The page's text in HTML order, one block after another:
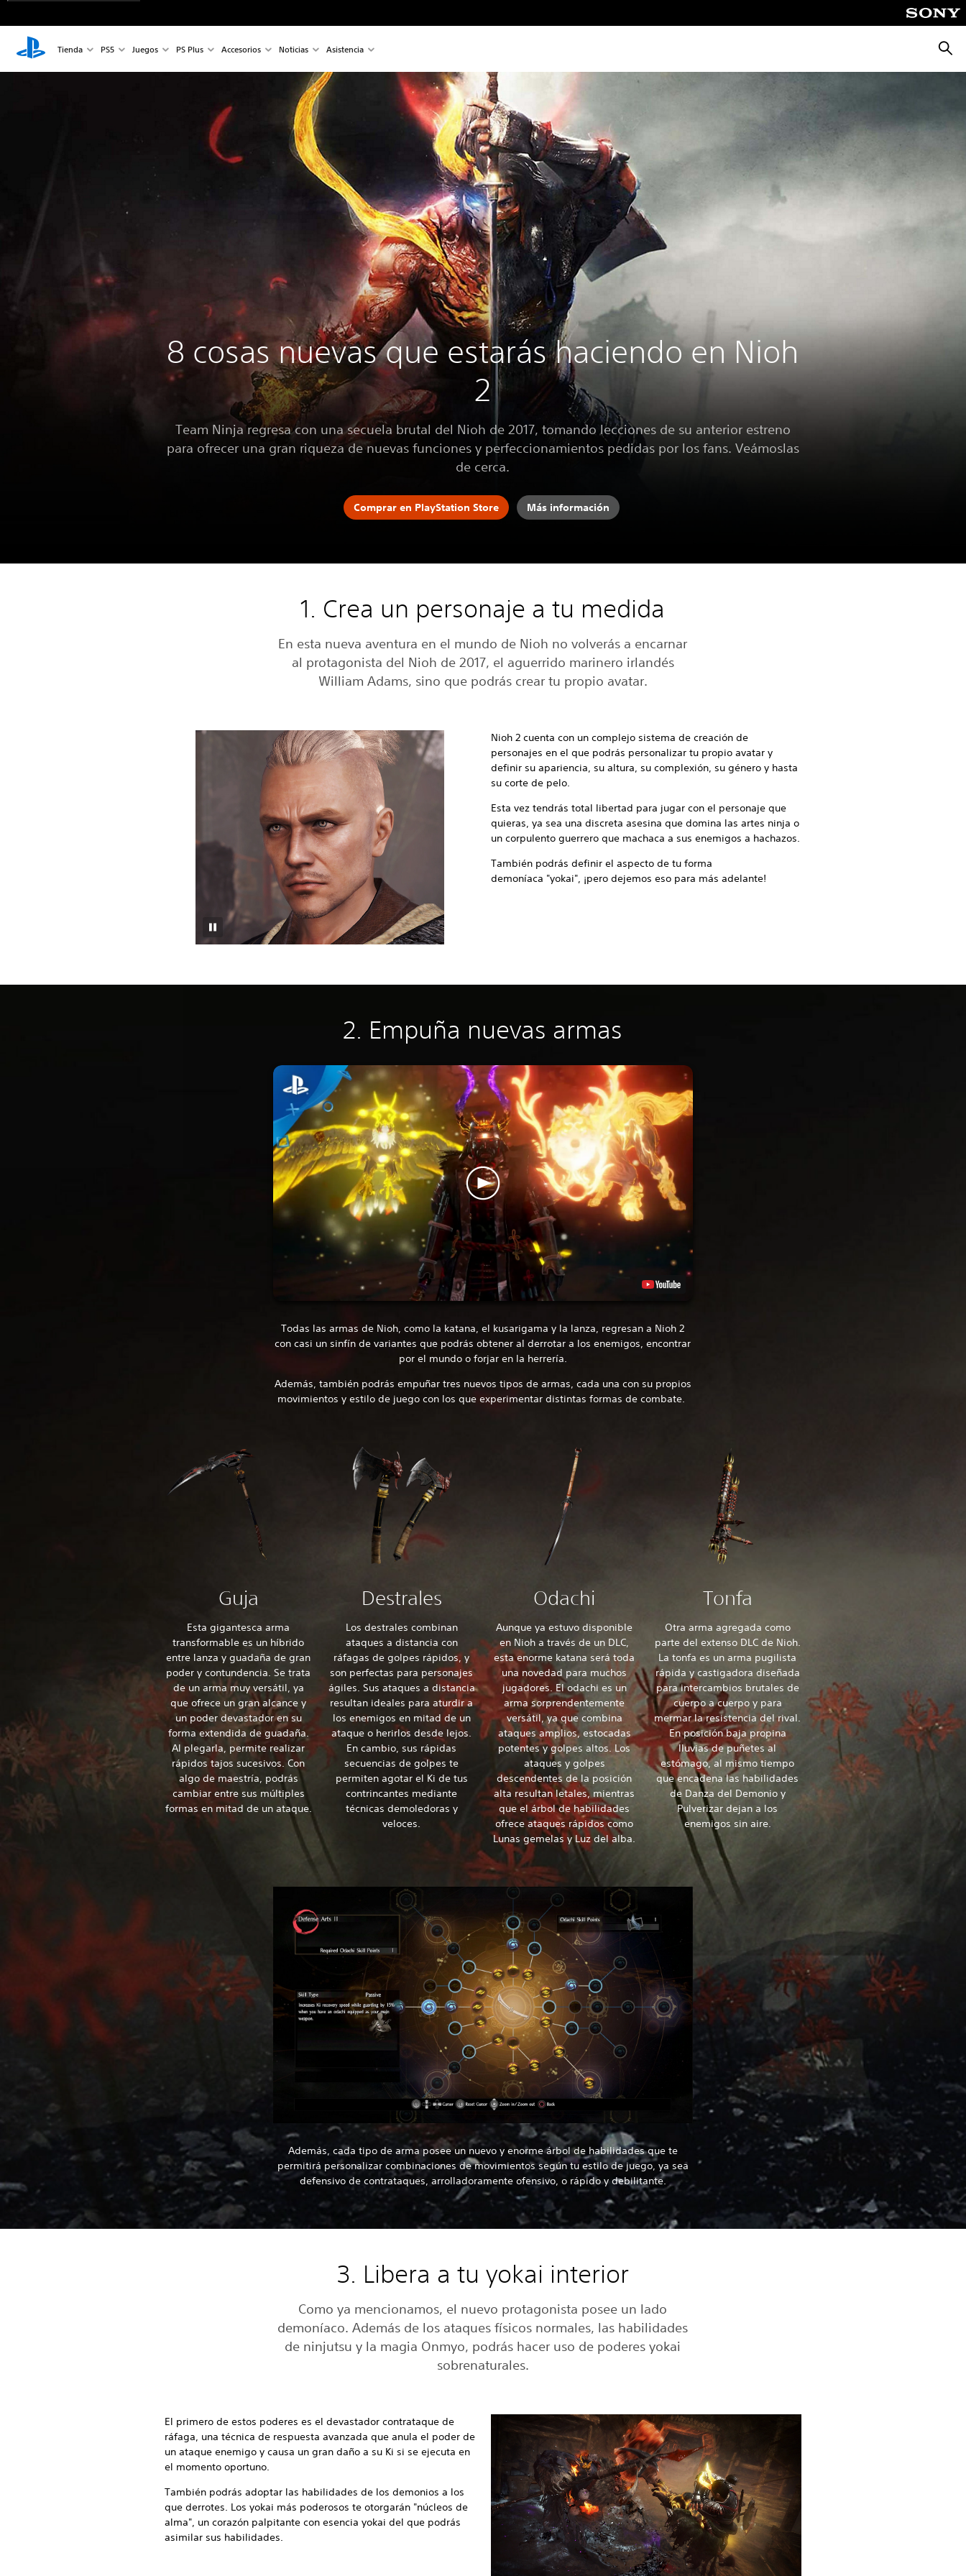
Tienda PS5 Juegos PS Plus Accesorios Noticias Asistencia
8 cosas nuevas que estarás haciendo en Nioh
2
Team Ninja regresa con una secuela brutal del Nioh de 2017, tomando lecciones de su anterior estreno
para ofrecer una gran riqueza de nuevas funciones y perfeccionamientos pedidas por los fans. Veámoslas
de cerca.
Comprar en PlayStation Store Más información
1. Crea un personaje a tu medida
En esta nueva aventura en el mundo de Nioh no volverás a encarnar
al protagonista del Nioh de 2017, el aguerrido marinero irlandés
William Adams, sino que podrás crear tu propio avatar.
Nioh 2 cuenta con un complejo sistema de creación de
personajes en el que podrás personalizar tu propio avatar y
definir su apariencia, su altura, su complexión, su género y hasta
su corte de pelo.
Esta vez tendrás total libertad para jugar con el personaje que
quieras, ya sea una discreta asesina que domina las artes ninja o
un corpulento guerrero que machaca a sus enemigos a hachazos.
También podrás definir el aspecto de tu forma
demoníaca "yokai", ¡pero dejemos eso para más adelante!
2. Empuña nuevas armas
Todas las armas de Nioh, como la katana, el kusarigama y la lanza, regresan a Nioh 2
con casi un sinfín de variantes que podrás obtener al derrotar a los enemigos, encontrar
por el mundo o forjar en la herrería.
Además, también podrás empuñar tres nuevos tipos de armas, cada una con su propios
movimientos y estilo de juego con los que experimentar distintas formas de combate.
Guja
Esta gigantesca arma
transformable es un híbrido
entre lanza y guadaña de gran
poder y contundencia. Se trata
de un arma muy versátil, ya
que ofrece un gran alcance y
un poder devastador en su
forma extendida de guadaña.
Al plegarla, permite realizar
rápidos tajos sucesivos. Con
algo de maestría, podrás
cambiar entre sus múltiples
formas en mitad de un ataque.
Destrales
Los destrales combinan
ataques a distancia con
ráfagas de golpes rápidos, y
son perfectas para personajes
ágiles. Sus ataques a distancia
resultan ideales para aturdir a
los enemigos en mitad de un
ataque o herirlos desde lejos.
En cambio, sus rápidas
secuencias de golpes te
permiten agotar el Ki de tus
contrincantes mediante
técnicas demoledoras y
veloces.
Odachi
Aunque ya estuvo disponible
en Nioh a través de un DLC,
esta enorme katana será toda
una novedad para muchos
jugadores. El odachi es un
arma sorprendentemente
versátil, ya que combina
ataques amplios, estocadas
potentes y golpes altos. Los
ataques y golpes
descendentes de la posición
alta resultan letales, mientras
que el árbol de habilidades
ofrece ataques rápidos como
Lunas gemelas y Luz del alba.
Tonfa
Otra arma agregada como
parte del extenso DLC de Nioh.
La tonfa es un arma pugilista
rápida y castigadora diseñada
para intercambios brutales de
cuerpo a cuerpo y para
mermar la resistencia del rival.
En posición baja propina
lluvias de puñetes al
estómago, al mismo tiempo
que encadena las habilidades
de Danza del Demonio y
Pulverizar dejan a los
enemigos sin aire.
Además, cada tipo de arma posee un nuevo y enorme árbol de habilidades que te
permitirá personalizar combinaciones de movimientos según tu estilo de juego, ya sea
defensivo de contrataques, arrolladoramente ofensivo, o rápido y debilitante.
3. Libera a tu yokai interior
Como ya mencionamos, el nuevo protagonista posee un lado
demoníaco. Además de los ataques físicos normales, las habilidades
de ninjutsu y la magia Onmyo, podrás hacer uso de poderes yokai
sobrenaturales.
El primero de estos poderes es el devastador contrataque de
ráfaga, una técnica de respuesta avanzada que anula el poder de
un ataque enemigo y causa un gran daño a su Ki si se ejecuta en
el momento oportuno.
También podrás adoptar las habilidades de los demonios a los
que derrotes. Los yokai más poderosos te otorgarán "núcleos de
alma", un corazón palpitante con esencia yokai del que podrás
asimilar sus habilidades.